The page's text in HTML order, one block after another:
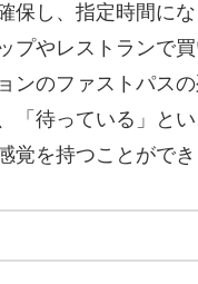
保し、指定時間に
プやレストランで
ンのファストパス
「待っている」と
を持つことができ